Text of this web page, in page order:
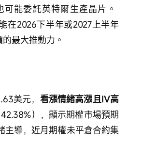
能委託英特爾生產晶片。
在2026下半年或2027上半年
最大推動力。
美元， 看漲情緒高漲且IV高
），顯示期權市場預期
主導，近月期權未平倉合約集